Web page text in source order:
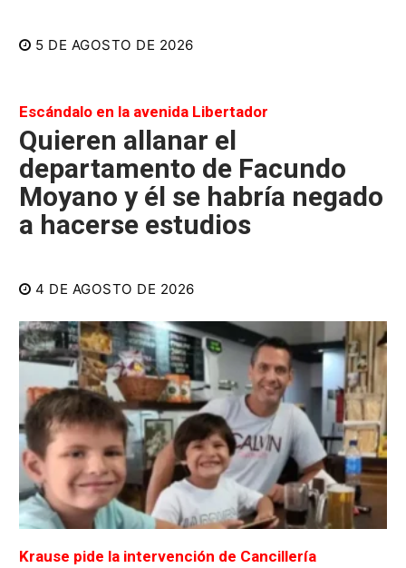
5 DE AGOSTO DE 2026
Escándalo en la avenida Libertador
Quieren allanar el
departamento de Facundo
Moyano y él se habría negado
a hacerse estudios
4 DE AGOSTO DE 2026
Krause pide la intervención de Cancillería